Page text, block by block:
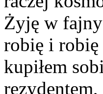
Żyję w
robię i robię
kupiłem